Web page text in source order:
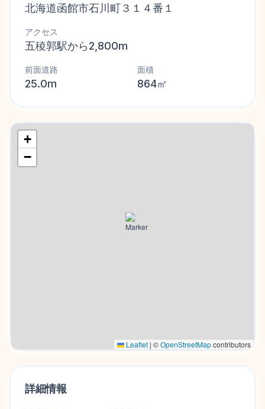
北海道函館市石川町３１４番１
アクセス
五稜郭駅から2,800m
前面道路
25.0m
面積
864㎡
+
−
Leaflet | ©OpenStreetMapcontributors
詳細情報